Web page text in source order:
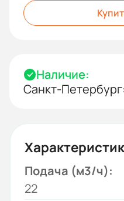
Наличие:
Санкт-Петербург:
Подача (м3/ч):
22